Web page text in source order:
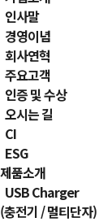
인사말
경영이념
회사연혁
주요고객
인증 및 수상
오시는 길
CI
ESG
제품소개
USB Charger
(충전기 / 멀티단자)